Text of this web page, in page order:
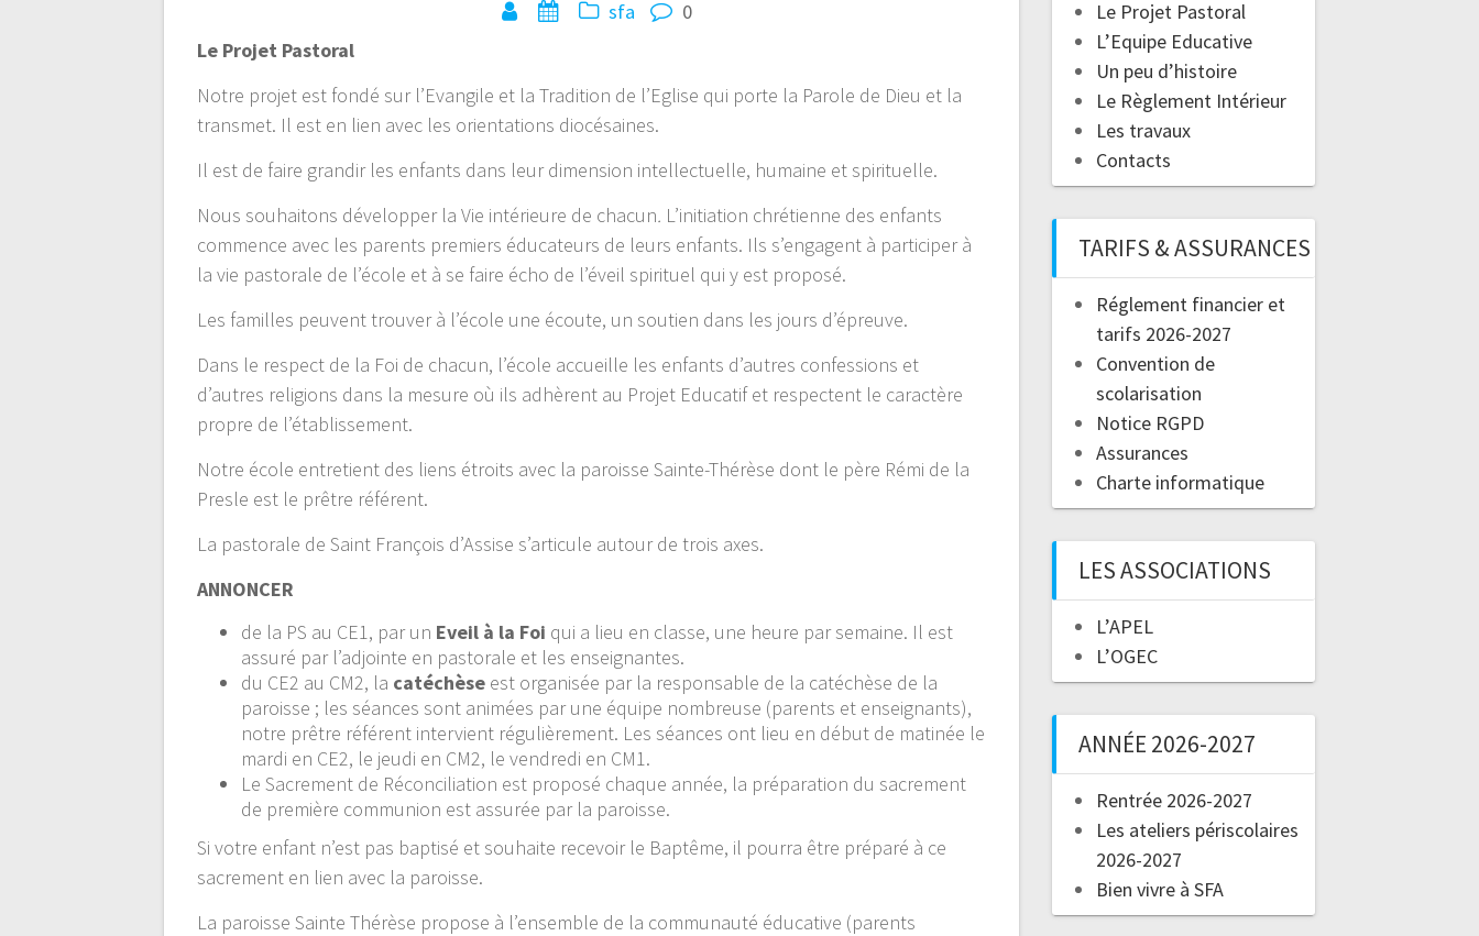
sfa
0
Le Projet Pastoral
Notre projet est fondé sur l’Evangile et la Tradition de l’Eglise qui porte la Parole de Dieu et la
transmet. Il est en lien avec les orientations diocésaines.
Il est de faire grandir les enfants dans leur dimension intellectuelle, humaine et spirituelle.
Nous souhaitons développer la Vie intérieure de chacun. L’initiation chrétienne des enfants
commence avec les parents premiers éducateurs de leurs enfants. Ils s’engagent à participer à
la vie pastorale de l’école et à se faire écho de l’éveil spirituel qui y est proposé.
Les familles peuvent trouver à l’école une écoute, un soutien dans les jours d’épreuve.
Dans le respect de la Foi de chacun, l’école accueille les enfants d’autres confessions et
d’autres religions dans la mesure où ils adhèrent au Projet Educatif et respectent le caractère
propre de l’établissement.
Notre école entretient des liens étroits avec la paroisse Sainte-Thérèse dont le père Rémi de la
Presle est le prêtre référent.
La pastorale de Saint François d’Assise s’articule autour de trois axes.
ANNONCER
de la PS au CE1, par un Eveil à la Foi qui a lieu en classe, une heure par semaine. Il est
assuré par l’adjointe en pastorale et les enseignantes.
du CE2 au CM2, la catéchèse est organisée par la responsable de la catéchèse de la
paroisse ; les séances sont animées par une équipe nombreuse (parents et enseignants),
notre prêtre référent intervient régulièrement. Les séances ont lieu en début de matinée le
mardi en CE2, le jeudi en CM2, le vendredi en CM1.
Le Sacrement de Réconciliation est proposé chaque année, la préparation du sacrement
de première communion est assurée par la paroisse.
Si votre enfant n’est pas baptisé et souhaite recevoir le Baptême, il pourra être préparé à ce
sacrement en lien avec la paroisse.
La paroisse Sainte Thérèse propose à l’ensemble de la communauté éducative (parents
l’article
Le Projet Pastoral
L’Equipe Educative
Un peu d’histoire
Le Règlement Intérieur
Les travaux
Contacts
TARIFS & ASSURANCES
Réglement financier et
tarifs 2026-2027
Convention de
scolarisation
Notice RGPD
Assurances
Charte informatique
LES ASSOCIATIONS
L’APEL
L’OGEC
ANNÉE 2026-2027
Rentrée 2026-2027
Les ateliers périscolaires
2026-2027
Bien vivre à SFA